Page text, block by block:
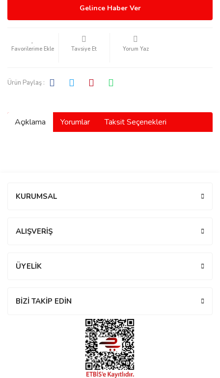
Gelince Haber Ver
Tavsiye Et Yorum Yaz
Ürün Paylaş :
Açıklama Yorumlar Taksit Seçenekleri
KURUMSAL
ALIŞVERİŞ
ÜYELİK
BİZİ TAKİP EDİN